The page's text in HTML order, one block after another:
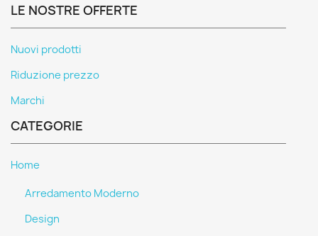
LE NOSTRE OFFERTE
Nuovi prodotti
Riduzione prezzo
Marchi
CATEGORIE
Home
Arredamento Moderno
Design